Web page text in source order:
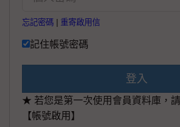
忘記密碼 重寄啟用信
記住帳號密碼
登入
★ 若您是第一次使用會員資料庫，
【帳號啟用】